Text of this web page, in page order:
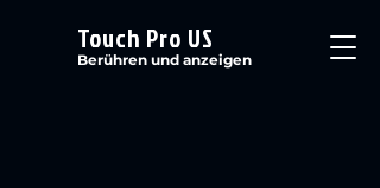
Touch Pro US
Berühren und anzeigen